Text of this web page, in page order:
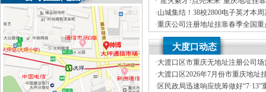
毕业生等青年留渝来渝就业创业对
举办
·山城集结！38校2800电子英才本
湖”重庆创业园，TI杯花落谁家？
·重庆公司注册地址挂靠春季全国
专列满载而归1893名人才达成来渝
新春岁寒情意浓，公司注册地址
心——2025年市领导新春看望慰问
大度口动态
·大渡口区市重庆无地址注册公司
烘焙店食品安全专项检查
·大渡口区2026年7月份市重庆地址
分析
· 区民政局迅速响应统筹做好“7·13”